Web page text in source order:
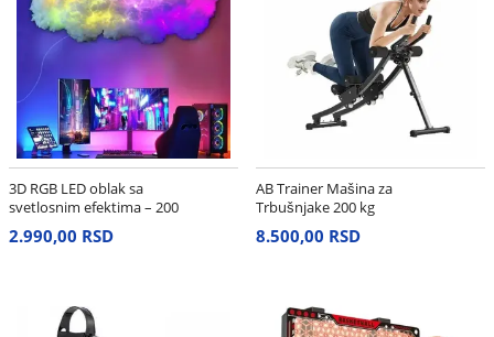
3D RGB LED oblak sa
svetlosnim efektima – 200
cm
2.990,00 RSD
AB Trainer Mašina za
Trbušnjake 200 kg
8.500,00 RSD